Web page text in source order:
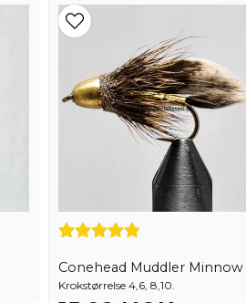
Conehead Muddler Minnow
Krokstørrelse 4,6, 8,10.